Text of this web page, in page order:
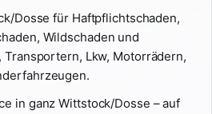
Dosse für Haftpflichtschaden,
Wildschaden und
Transportern, Lkw, Motorrädern,
in ganz Wittstock/Dosse – auf